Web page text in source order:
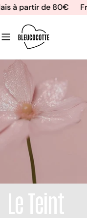
Aller
contenu
à partir de 80€
Le Teint